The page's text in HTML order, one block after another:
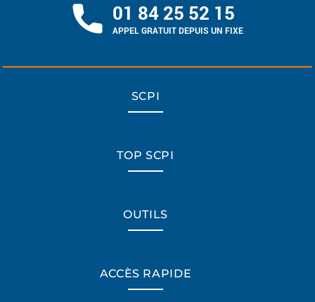
01 84 25 52 15
APPEL GRATUIT DEPUIS UN FIXE
SCPI
TOP SCPI
OUTILS
ACCÈS RAPIDE